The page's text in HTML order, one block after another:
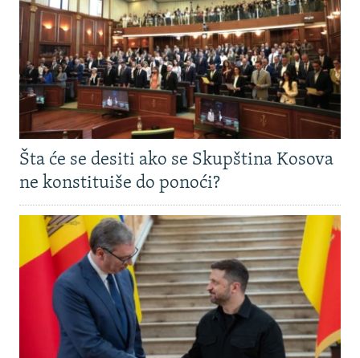
Šta će se desiti ako se Skupština Kosova
ne konstituiše do ponoći?